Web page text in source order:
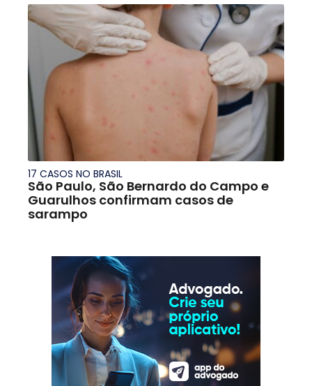
17 CASOS NO BRASIL
São Paulo, São Bernardo do Campo e
Guarulhos confirmam casos de
sarampo